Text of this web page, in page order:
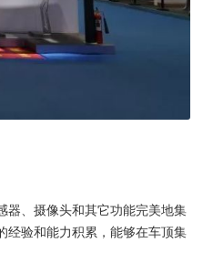
、摄像头和其它功能完美地集
经验和能力积累，能够在车顶集